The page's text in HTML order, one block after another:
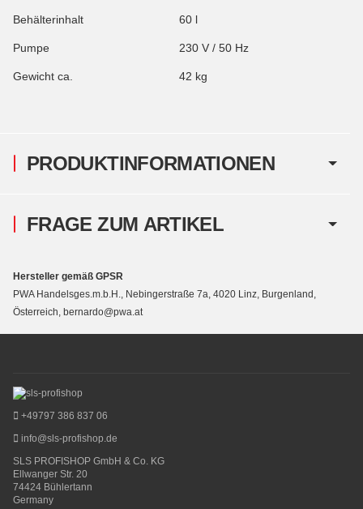
PRODUKTINFORMATIONEN
Behälterinhalt 60 l
Pumpe 230 V / 50 Hz
Gewicht ca. 42 kg
FRAGE ZUM ARTIKEL
Hersteller gemäß GPSR
PWA Handelsges.m.b.H., Nebingerstraße 7a, 4020 Linz, Burgenland,
Österreich, bernardo@pwa.at
+49797 386 837 06
info@sls-profishop.de
SLS PROFISHOP GmbH & Co. KG
Ellwanger Str. 20
74424 Bühlertann
Germany